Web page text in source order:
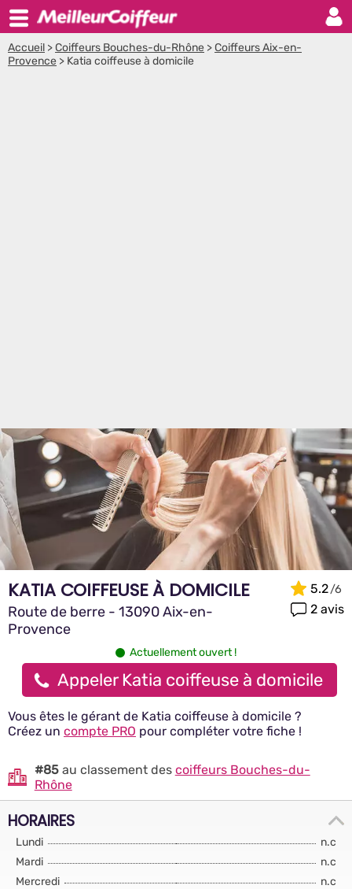
Accueil >Coiffeurs Bouches-du-Rhône >Coiffeurs Aix-en-
Provence > Katia coiffeuse à domicile
KATIA COIFFEUSE À DOMICILE
Route de berre - 13090 Aix-en-
Provence
5.2
2 avis
Actuellement ouvert !
Appeler Katia coiffeuse à domicile
Vous êtes le gérant de Katia coiffeuse à domicile ?
Créez un compte PRO pour compléter votre fiche !
#85au classement des coiffeurs Bouches-du-
Rhône
HORAIRES
Lundi
n.c
Mardi
n.c
Mercredi
n.c